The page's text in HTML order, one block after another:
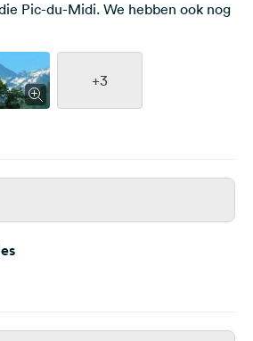
Pic-du-Midi. We hebben ook nog
+3